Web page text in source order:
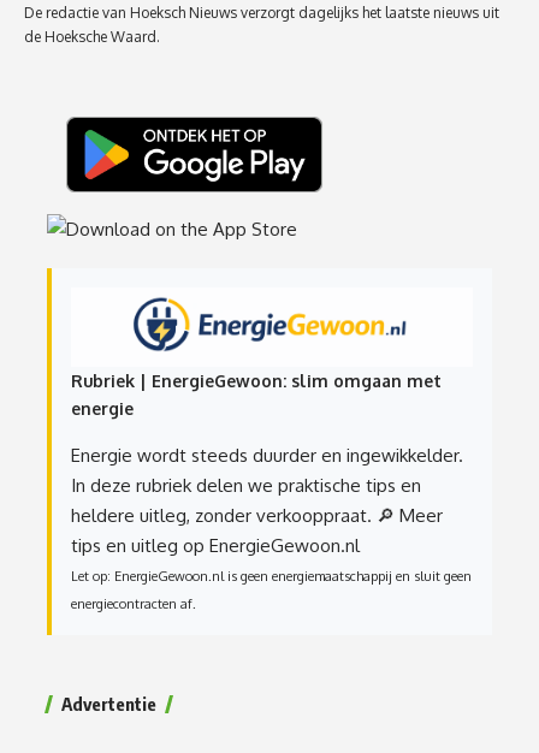
De redactie van Hoeksch Nieuws verzorgt dagelijks het laatste nieuws uit
de Hoeksche Waard.
Rubriek | EnergieGewoon: slim omgaan met
energie
Energie wordt steeds duurder en ingewikkelder.
In deze rubriek delen we praktische tips en
heldere uitleg, zonder verkooppraat. 🔎 Meer
tips en uitleg op EnergieGewoon.nl
Let op: EnergieGewoon.nl is geen energiemaatschappij en sluit geen
energiecontracten af.
Advertentie